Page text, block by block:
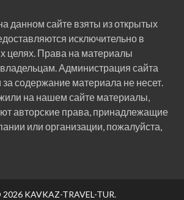
данном сайте взяты из открытых
исключительно в
целях. Права на материалы
Администрация сайта
за содержание материала не несет.
на нашем сайте материалы,
авторские права, принадлежащие
или организации, пожалуйста,
2026 KAVKAZ-TRAVEL-TUR.